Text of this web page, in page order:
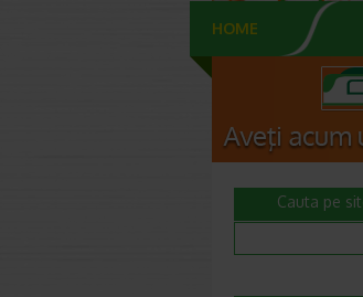
HOME
Cauta pe